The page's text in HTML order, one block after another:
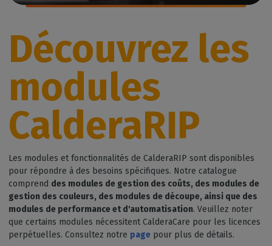
Découvrez les
modules
CalderaRIP
Les modules et fonctionnalités de CalderaRIP sont disponibles
pour répondre à des besoins spécifiques. Notre catalogue
comprend des modules de gestion des coûts, des modules de
gestion des couleurs, des modules de découpe, ainsi que des
modules de performance et d'automatisation. Veuillez noter
que certains modules nécessitent CalderaCare pour les licences
perpétuelles. Consultez notre page pour plus de détails.